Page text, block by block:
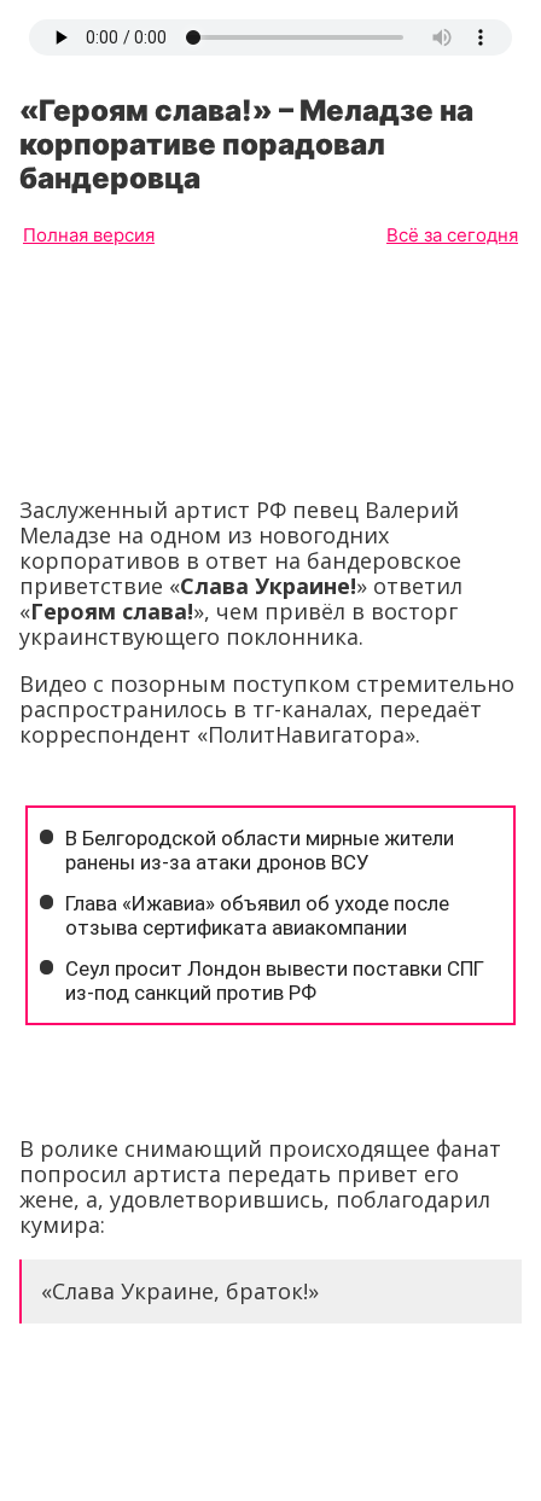
«Героям слава!» – Меладзе на
корпоративе порадовал
бандеровца
Полная версия Всё за сегодня
Заслуженный артист РФ певец Валерий
Меладзе на одном из новогодних
корпоративов в ответ на бандеровское
приветствие «Слава Украине!» ответил
«Героям слава!», чем привёл в восторг
украинствующего поклонника.
Видео с позорным поступком стремительно
распространилось в тг-каналах, передаёт
корреспондент «ПолитНавигатора».
В ролике снимающий происходящее фанат
попросил артиста передать привет его
жене, а, удовлетворившись, поблагодарил
кумира:
«Слава Украине, браток!»